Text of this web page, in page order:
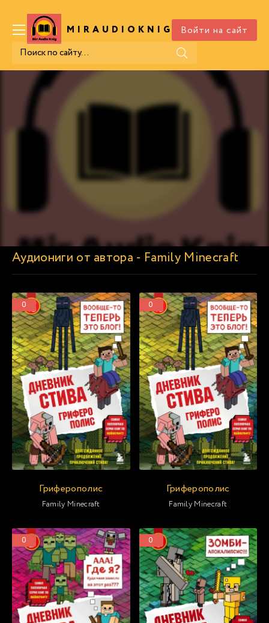
MIRAUDIOKNIG .COM
Войти на сайт
Аудиониги от автора - Family Minecraft
0
Гриферополис
Family Minecraft
0
Гриферополис
Family Minecraft
0 0